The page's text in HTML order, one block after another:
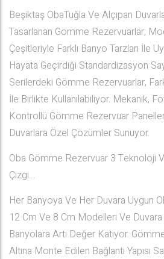
Beşiktaş ObaTuğla Ve Alçıpan
Tasarlanan Gömme Rezervuarlar;
Çeşitleriyle Farklı Banyo Tarzları İle
Hayata Geçirdiği Standardizasyon
Serilerdeki Gömme Rezervuarlar,
İle Birlikte Kullanılabiliyor. Mekanik,
Kontrollü Gömme Rezervuar
Duvarlara Özel Çözümler Sunuyor.
Oba Gömme Rezervuar 3 Teknoloji
Çizgi…
Her Banyoya Ve Her Duvara Uygun
12 Cm Ve 8 Cm Modelleri Ve Duvara
Banyolara Artı Değer Katıyor.
Altına Monte Edilen Bağlantı Yapısı